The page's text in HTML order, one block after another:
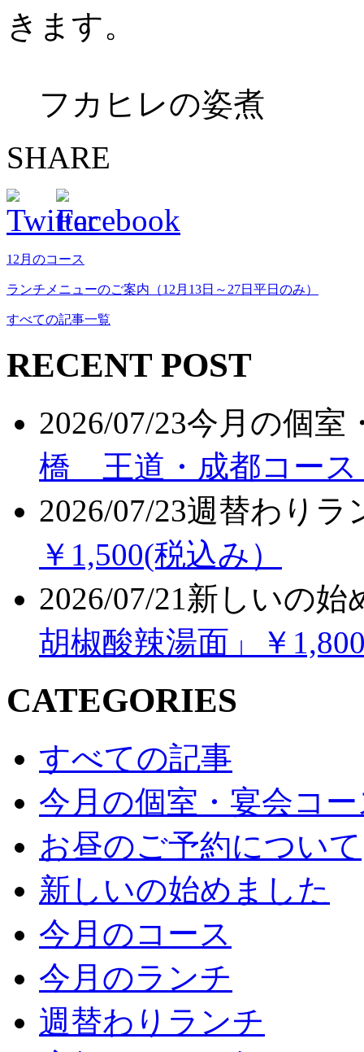
きます。
フカヒレの姿煮
SHARE
12月のコース
ランチメニューのご案内（12月13日～27日平日のみ）
すべての記事一覧
RECENT POST
2026/07/23今月の個室
橋 王道・成都コー
2026/07/23週替わりラ
￥1,500(税込み）
2026/07/21 新しいの始
胡椒酸辣湯面」￥
CATEGORIES
すべての記事
今月の個室・宴会コ
お昼のご予約について
新しいの始めました
今月のコース
今月のランチ
週替わりランチ